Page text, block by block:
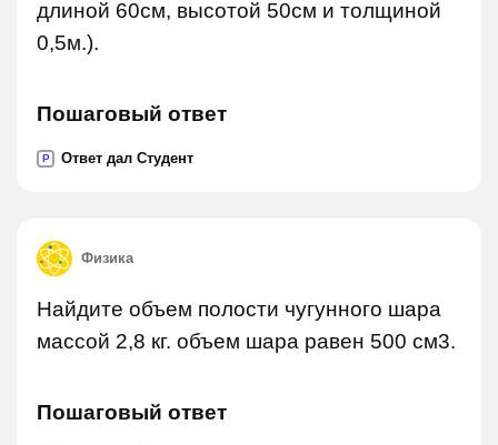
длиной 60см, высотой 50см и толщиной
0,5м.).
Пошаговый ответ
P Ответ дал Студент
Физика
Найдите объем полости чугунного шара
массой 2,8 кг. объем шара равен 500 см3.
Пошаговый ответ